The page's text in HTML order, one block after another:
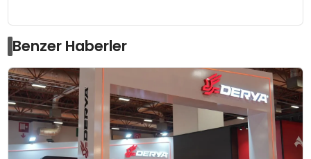
Benzer Haberler